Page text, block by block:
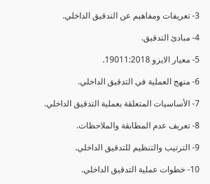
3- تعريفات ومفاهيم عن التدقيق الداخلي.
4- مبادئ التدقيق.
5- معيار الايزو 19011:2018.
6- منهج العملية في التدقيق الداخلي.
7- الأساسيات المتعلقة بعملية التدقيق الداخلي.
8- تعريف عدم المطابقة والملاحظات.
9- الترتيب والتنظيم للتدقيق الداخلي.
10- خطوات عملية التدقيق الداخلي.